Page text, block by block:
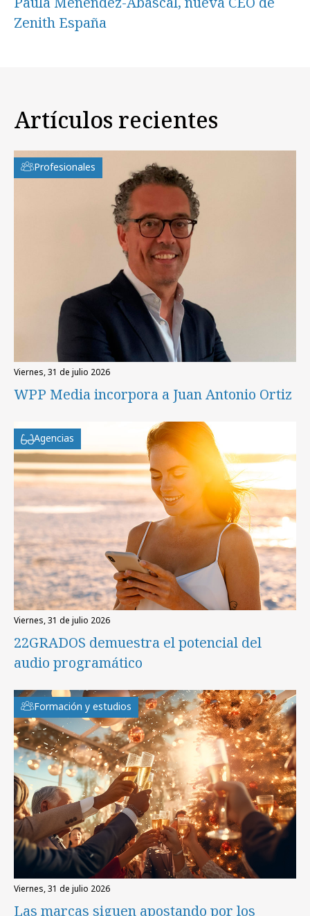
Zenith España
Artículos recientes
Profesionales
viernes, 31 de julio 2026
WPP Media incorpora a Juan Antonio Ortiz
Agencias
viernes, 31 de julio 2026
22GRADOS demuestra el potencial del
audio programático
Formación y estudios
viernes, 31 de julio 2026
Las marcas siguen apostando por los